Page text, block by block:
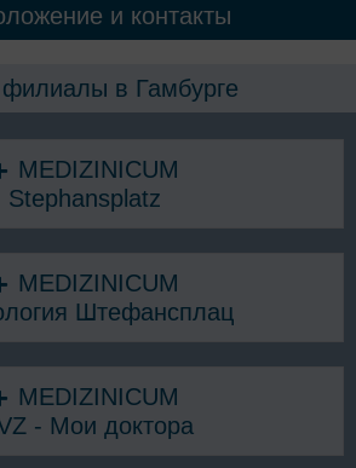
и контакты
в Гамбурге
MEDIZINICUM
Stephansplatz
MEDIZINICUM
Штефансплац
MEDIZINICUM
- Мои доктора